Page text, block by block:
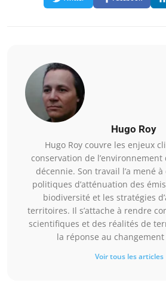
Hugo Roy
Hugo Roy couvre les enjeux
conservation de l’environnement
décennie. Son travail l’a mené
politiques d’atténuation des
biodiversité et les stratégies
territoires. Il s’attache à rendre
scientifiques et des réalités de
la réponse au
Voir tous les